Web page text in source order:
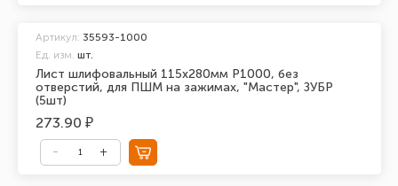
Лист шлифовальный 115х280мм Р1000, без
отверстий, для ПШМ на зажимах, "Мастер", ЗУБР
(5шт)
Артикул: 35593-1000
Ед. изм. шт.
273.90 ₽